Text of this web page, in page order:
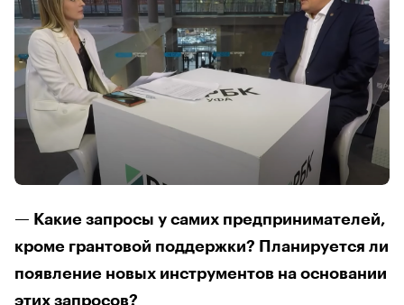
— Какие запросы у самих предпринимателей,
кроме грантовой поддержки? Планируется ли
появление новых инструментов на основании
этих запросов?